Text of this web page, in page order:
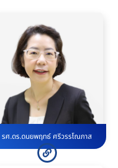
รศ.ดร.ดนยพฤทธ์ ศรีวรรโณภาส